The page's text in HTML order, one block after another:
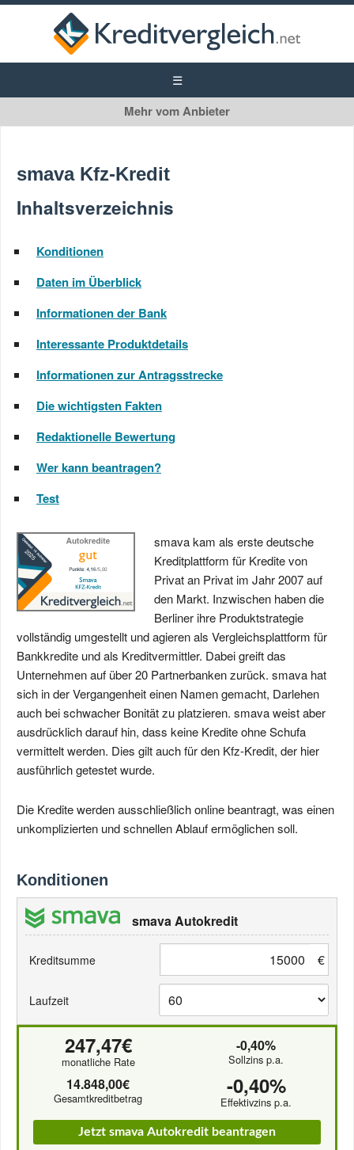
smava Kfz-Kredit
Inhaltsverzeichnis
Konditionen
Daten im Überblick
Informationen der Bank
Interessante Produktdetails
Informationen zur Antragsstrecke
Die wichtigsten Fakten
Redaktionelle Bewertung
Wer kann beantragen?
Test
smava kam als erste deutsche
Kreditplattform für Kredite von
Privat an Privat im Jahr 2007 auf
den Markt. Inzwischen haben die
Berliner ihre Produktstrategie
vollständig umgestellt und agieren als Vergleichsplattform für
Bankkredite und als Kreditvermittler. Dabei greift das
Unternehmen auf über 20 Partnerbanken zurück. smava hat
sich in der Vergangenheit einen Namen gemacht, Darlehen
auch bei schwacher Bonität zu platzieren. smava weist aber
ausdrücklich darauf hin, dass keine Kredite ohne Schufa
vermittelt werden. Dies gilt auch für den Kfz-Kredit, der hier
ausführlich getestet wurde.
Die Kredite werden ausschließlich online beantragt, was einen
unkomplizierten und schnellen Ablauf ermöglichen soll.
Konditionen
smava Autokredit
Kreditsumme €
Laufzeit
247,47€
monatliche Rate
-0,40%
Sollzins p.a.
-0,40%
Effektivzins p.a.
14.848,00€
Gesamtkreditbetrag
Jetzt smava Autokredit beantragen
Privatkredit